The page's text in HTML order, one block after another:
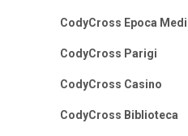
CodyCross Epoca
CodyCross Parigi
CodyCross Casino
CodyCross Biblioteca